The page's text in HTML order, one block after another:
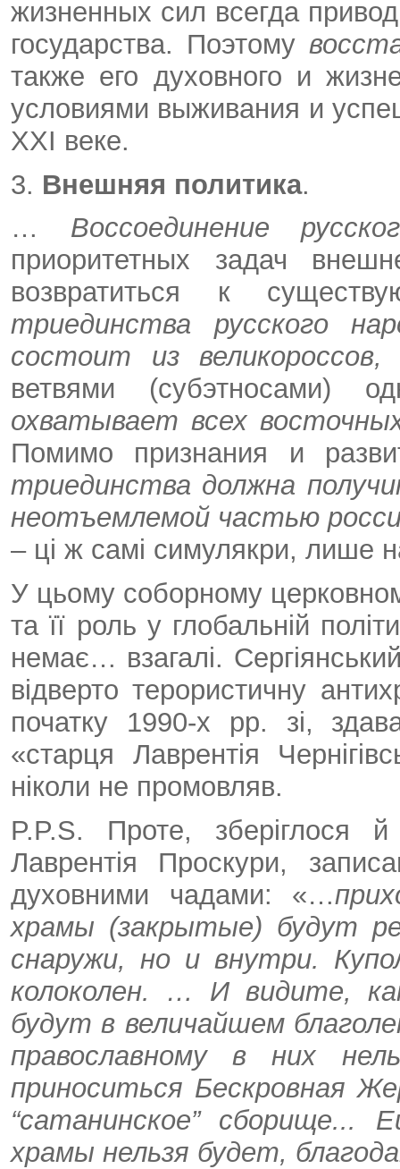
жизненных сил всегда
государства. Поэтому
также его духовного и
условиями выживания и
XXI веке.
3. Внешняя политика.
… Воссоединение
приоритетных задач
возвратиться к
триединства русского
состоит из великороссов,
ветвями (субэтносами)
охватывает всех
Помимо признания и
триединства должна
неотъемлемой частью
– ці ж самі симулякри, лише
У цьому соборному
та її роль у глобальній
немає… взагалі.
відверто терористичну
початку 1990-х рр. зі,
«старця Лаврентія
ніколи не промовляв.
P.P.S. Проте, зберіглося
Лаврентія Проскури,
духовними чадами: «…
храмы (закрытые) будут
снаружи, но и внутри.
колоколен. … И видите,
будут в величайшем
православному в них
приноситься Бескровная
“сатанинское”
храмы нельзя будет,